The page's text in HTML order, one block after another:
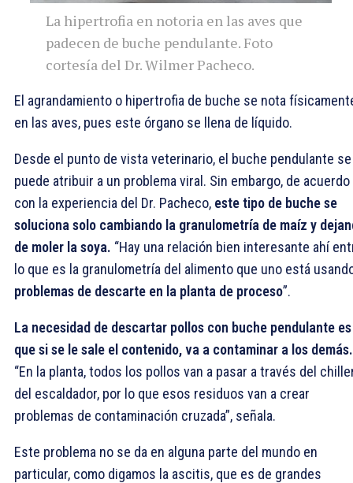
La hipertrofia en notoria en las aves que
padecen de buche pendulante. Foto
cortesía del Dr. Wilmer Pacheco.
El agrandamiento o hipertrofia de buche se nota
en las aves, pues este órgano se llena de líquido.
Desde el punto de vista veterinario, el buche pendulante se
puede atribuir a un problema viral. Sin embargo, de acuerdo
con la experiencia del Dr. Pacheco, este tipo de buche se
soluciona solo cambiando la granulometría de maíz y
de moler la soya. “Hay una relación bien interesante ahí
lo que es la granulometría del alimento que uno está
problemas de descarte en la planta de proceso”.
La necesidad de descartar pollos con buche pendulante es
que si se le sale el contenido, va a contaminar a los demás.
“En la planta, todos los pollos van a pasar a través del
del escaldador, por lo que esos residuos van a crear
problemas de contaminación cruzada”, señala.
Este problema no se da en alguna parte del mundo en
particular, como digamos la ascitis, que es de grandes